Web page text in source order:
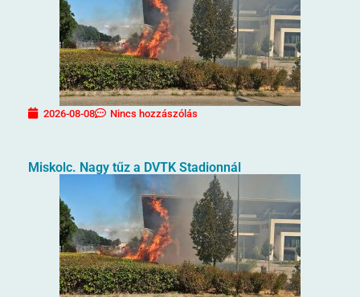
2026-08-08 Nincs hozzászólás
Miskolc. Nagy tűz a DVTK Stadionnál